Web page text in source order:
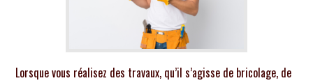
Lorsque vous réalisez des travaux, qu’il s’agisse de bricolage, de